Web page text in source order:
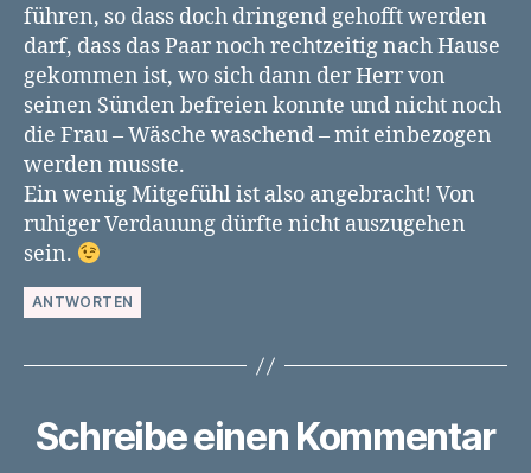
führen, so dass doch dringend gehofft werden
darf, dass das Paar noch rechtzeitig nach Hause
gekommen ist, wo sich dann der Herr von
seinen Sünden befreien konnte und nicht noch
die Frau – Wäsche waschend – mit einbezogen
werden musste.
Ein wenig Mitgefühl ist also angebracht! Von
ruhiger Verdauung dürfte nicht auszugehen
sein.
ANTWORTEN
Schreibe einen Kommentar